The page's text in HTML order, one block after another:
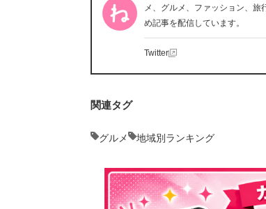
メ、グルメ、ファッション、
め記事を配信しています。
Twitter
関連タグ
グルメ 地域別ランキング